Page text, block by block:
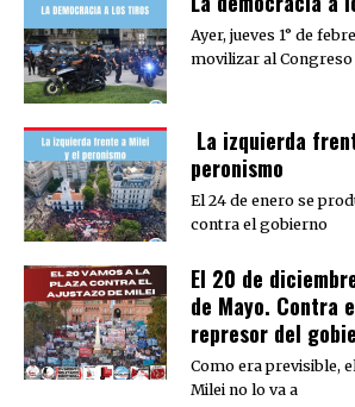
Ayer, jueves 1° de
movilizar al Congreso
La izquierda
peronismo
El 24 de enero se
contra el gobierno
El 20 de
de Mayo. Contra
represor del
Como era previsible,
Milei no lo va a